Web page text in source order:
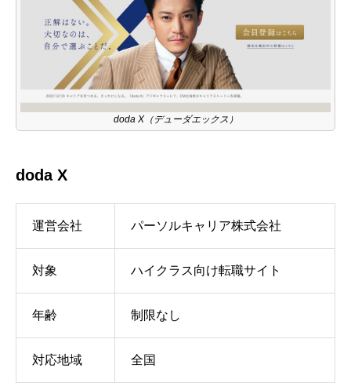
doda X（デューダエックス）
doda X
運営会社 パーソルキャリア株式会社
対象 ハイクラス向け転職サイト
年齢 制限なし
対応地域 全国